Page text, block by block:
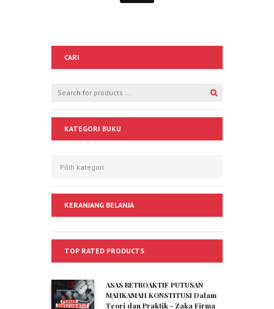
CARI
KATEGORI BUKU
KERANJANG BELANJA
TOP RATED PRODUCTS
ASAS RETROAKTIF PUTUSAN
MAHKAMAH KONSTITUSI Dalam
Teori dan Praktik - Zaka Firma